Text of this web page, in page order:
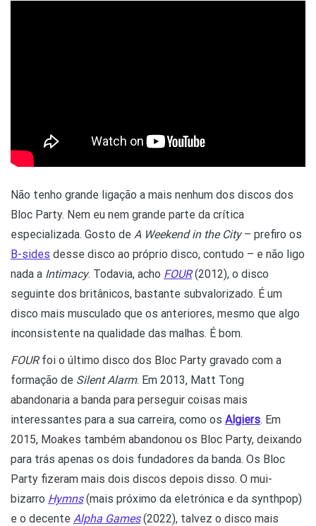
Não tenho grande ligação a mais nenhum dos discos dos
Bloc Party. Nem eu nem grande parte da crítica
especializada. Gosto de A Weekend in the City– prefiro os
B-sides desse disco ao próprio disco, contudo – e não ligo
nada a Intimacy. Todavia, acho FOUR(2012), o disco
seguinte dos britânicos, bastante subvalorizado. É um
disco mais musculado que os anteriores, mesmo que algo
inconsistente na qualidade das malhas. É bom.
FOURfoi o último disco dos Bloc Party gravado com a
formação de Silent Alarm. Em 2013, Matt Tong
abandonaria a banda para perseguir coisas mais
interessantes para a sua carreira, como os Algiers. Em
2015, Moakes também abandonou os Bloc Party, deixando
para trás apenas os dois fundadores da banda. Os Bloc
Party fizeram mais dois discos depois disso. O mui-
bizarro Hymns (mais próximo da eletrónica e da synthpop)
e o decente Alpha Games (2022), talvez o disco mais